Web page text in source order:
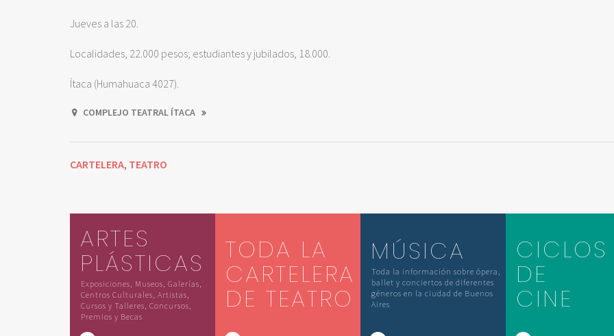
Jueves a las 20.
Localidades, 22.000 pesos; estudiantes y jubilados, 18.000.
Ítaca (Humahuaca 4027).
COMPLEJO TEATRAL ÍTACA
CARTELERA, TEATRO
ARTES
PLÁSTICAS
Exposiciones, Museos, Galerías,
Centros Culturales, Artistas,
Cursos y Talleres, Concursos,
Premios y Becas
TODA LA
CARTELERA
DE TEATRO
MÚSICA
Toda la información sobre ópera,
ballet y conciertos de diferentes
géneros en la ciudad de Buenos
Aires
CICLOS
DE
CINE